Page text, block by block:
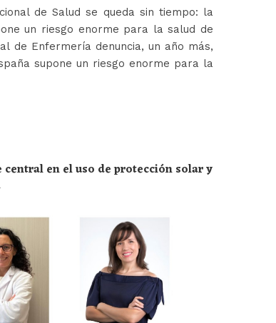
de Salud se queda sin tiempo: la
un riesgo enorme para la salud de
de Enfermería denuncia, un año más,
supone un riesgo enorme para la
en el uso de protección solar y